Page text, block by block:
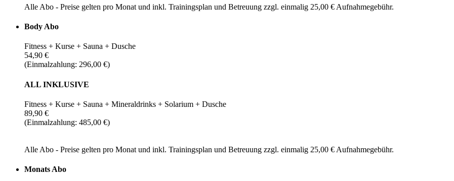
Alle Abo - Preise gelten pro Monat und inkl. Trainingsplan und Betreuung zzgl. einmalig 25,00 € Aufnahmegebühr.
Body Abo
Fitness + Kurse + Sauna + Dusche
54,90 €
(Einmalzahlung: 296,00 €)
ALL INKLUSIVE
Fitness + Kurse + Sauna + Mineraldrinks + Solarium + Dusche
89,90 €
(Einmalzahlung: 485,00 €)
Alle Abo - Preise gelten pro Monat und inkl. Trainingsplan und Betreuung zzgl. einmalig 25,00 € Aufnahmegebühr.
Monats Abo